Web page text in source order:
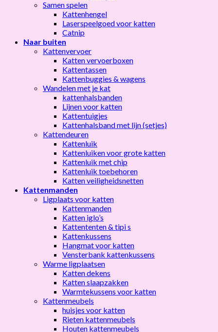
Samen spelen
Kattenhengel
Laserspeelgoed voor katten
Catnip
Naar buiten
Kattenvervoer
Katten vervoerboxen
Kattentassen
Kattenbuggies & wagens
Wandelen met je kat
kattenhalsbanden
Lijnen voor katten
Kattentuigjes
Kattenhalsband met lijn (setjes)
Kattendeuren
Kattenluik
Kattenluiken voor grote katten
Kattenluik met chip
Kattenluik toebehoren
Katten veiligheidsnetten
Kattenmanden
Ligplaats voor katten
Kattenmanden
Katten iglo’s
Kattententen & tipi s
Kattenkussens
Hangmat voor katten
Vensterbank kattenkussens
Warme ligplaatsen
Katten dekens
Katten slaapzakken
Warmtekussens voor katten
Kattenmeubels
huisjes voor katten
Rieten kattenmeubels
Houten kattenmeubels